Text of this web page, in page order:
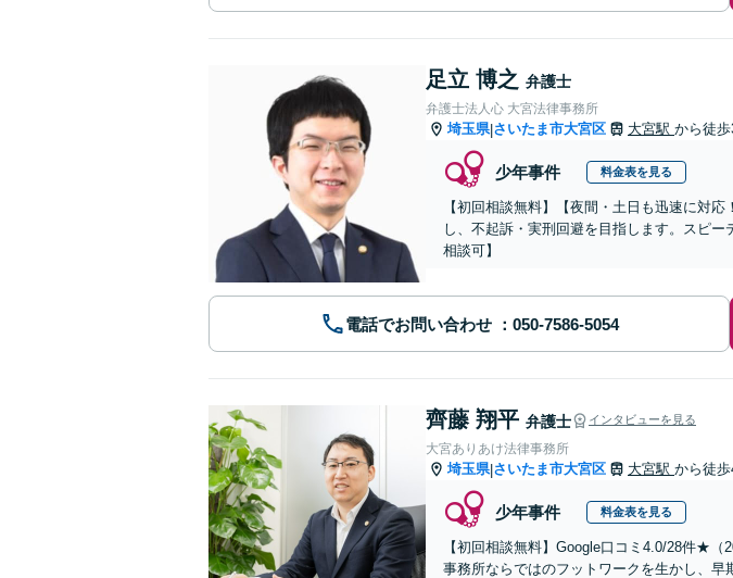
足立 博之 弁護士
弁護士法人心 大宮法律事務所
埼玉県|さいたま市大宮区 大宮駅 から徒
少年事件 料金表を見る
【初回相談無料】【夜間・土日も迅速に対
し、不起訴・実刑回避を目指します。スピ
相談可】
電話でお問い合わせ
齊藤 翔平 弁護士 インタビューを見る
大宮ありあけ法律事務所
埼玉県|さいたま市大宮区 大宮駅 から徒
少年事件 料金表を見る
【初回相談無料】Google口コミ4.0/28件★
事務所ならではのフットワークを生かし、